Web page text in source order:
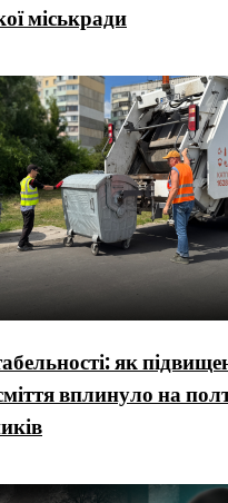
міськради
як
вплинуло на